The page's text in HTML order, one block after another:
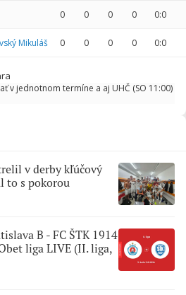
0 0 0 0 0:0
Mikuláš 0 0 0 0 0:0
v jednotnom termíne a aj UHČ (SO 11:00)
v derby kľúčový
to s pokorou
B - FC ŠTK 1914
liga LIVE (II. liga,